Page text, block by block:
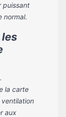
puissant
normal.
la carte
aux